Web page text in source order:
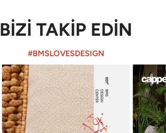
BİZİ TAKİP EDİN
#BMSLOVESDESIGN